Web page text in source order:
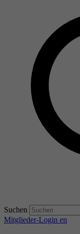
Suchen
Mitglieder-Login en